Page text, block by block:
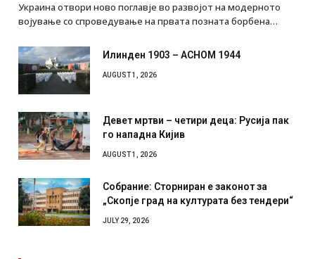
Украина отвори ново поглавје во развојот на модерното
војување со спроведување на првата позната борбена…
Илинден 1903 – АСНОМ 1944
AUGUST 1, 2026
Девет мртви – четири деца: Русија пак
го нападна Кијив
AUGUST 1, 2026
Собрание: Сторниран е законот за
„Скопје град на културата без тендери“
JULY 29, 2026